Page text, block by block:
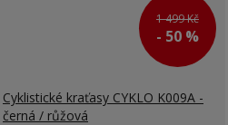
1 499 Kč
- 50 %
Cyklistické kraťasy CYKLO K009A -
černá / růžová